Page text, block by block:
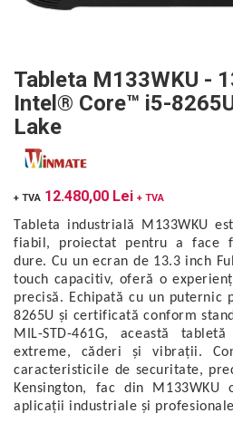
Măsurători termoviziune
Vibrometre
Analizoare achiziții de date
Condiționere
Anemometre
Stații de monitorizare meteo
Alte echipamente de măsurare
Mașini și utilaje industriale
Utilaje feroviare
Mașini de echilibrare dinamică
Sisteme electrodinamice de testare la
vibrații
Camere climatice
Echipamente pentru industria militară
Macarale portal
Calibratoare
Măsurători termoviziune
Software
Analizoare achiziții de date
Anemometre
Sonometre
Stații de monitorizare meteo
Alte echipamente de măsurare
Elevatoare mobile
Platforme de ridicare cu boghiuri
Platouri rotative
Echipamente pentru operații de
sudură
Boghiuri de cale ferată
Alte utilaje feroviare
Echipament testare sisteme de
franare vehicule feroviare
Macarale portal
Senzori de forță
Accelerometre IEPE triaxiale
Traductoare vibratii 4-20 mA
Traductoare ICP de viteză de vibrații
Senzori de vibrații cu fir
Senzori AGS
Microfoane de măsurare
Senzori de deplasare
Senzori seismici
VibraSens
Winmate
Lunitek
Gill Instruments
ZAGRO
Emanuel
Romell Inc.
Tableta M133WKU -
Intel® Core™ i5-
Lake
+ TVA 12.480,00 Lei + TVA
Tableta industrială M133WKU
fiabil, proiectat pentru a face
dure. Cu un ecran de 13.3 inch
touch capacitiv, oferă o
precisă. Echipată cu un puternic
8265U și certificată conform
MIL-STD-461G, această
extreme, căderi și vibrații.
caracteristicile de securitate,
Kensington, fac din
aplicații industriale și